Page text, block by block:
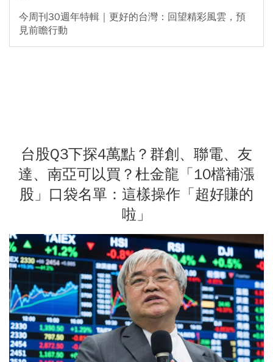
今周刊30週年特輯｜更好的台灣：回望精彩風雲，預
見前瞻行動
台股Q3下探4萬點？群創、聯電、友
達、南亞可以買？杜金龍「10檔補漲
股」口袋名單：這樣操作「超好賺的
啦」